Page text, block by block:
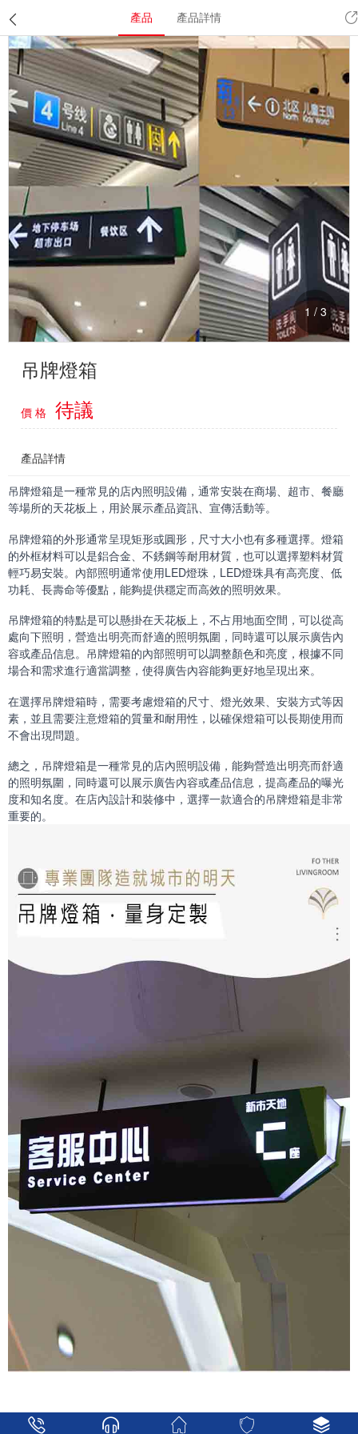
產品 產品詳情
1 / 3
吊牌燈箱
價 格 待議
產品詳情
吊牌燈箱是一種常見的店內照明設備，通常安裝在商場、超市、餐廳
等場所的天花板上，用於展示產品資訊、宣傳活動等。
吊牌燈箱的外形通常呈現矩形或圓形，尺寸大小也有多種選擇。燈箱
的外框材料可以是鋁合金、不銹鋼等耐用材質，也可以選擇塑料材質
輕巧易安裝。內部照明通常使用LED燈珠，LED燈珠具有高亮度、低
功耗、長壽命等優點，能夠提供穩定而高效的照明效果。
吊牌燈箱的特點是可以懸掛在天花板上，不占用地面空間，可以從高
處向下照明，營造出明亮而舒適的照明氛圍，同時還可以展示廣告內
容或產品信息。吊牌燈箱的內部照明可以調整顏色和亮度，根據不同
場合和需求進行適當調整，使得廣告內容能夠更好地呈現出來。
在選擇吊牌燈箱時，需要考慮燈箱的尺寸、燈光效果、安裝方式等因
素，並且需要注意燈箱的質量和耐用性，以確保燈箱可以長期使用而
不會出現問題。
總之，吊牌燈箱是一種常見的店內照明設備，能夠營造出明亮而舒適
的照明氛圍，同時還可以展示廣告內容或產品信息，提高產品的曝光
度和知名度。在店內設計和裝修中，選擇一款適合的吊牌燈箱是非常
重要的。